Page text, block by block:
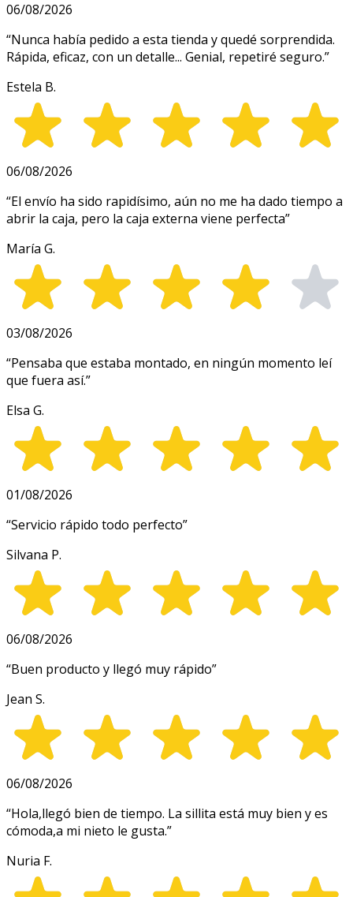
06/08/2026
“Nunca había pedido a esta tienda y quedé sorprendida.
Rápida, eficaz, con un detalle... Genial, repetiré seguro.”
Estela B.
06/08/2026
“El envío ha sido rapidísimo, aún no me ha dado tiempo a
abrir la caja, pero la caja externa viene perfecta”
María G.
03/08/2026
“Pensaba que estaba montado, en ningún momento leí
que fuera así.”
Elsa G.
01/08/2026
“Servicio rápido todo perfecto”
Silvana P.
06/08/2026
“Buen producto y llegó muy rápido”
Jean S.
06/08/2026
“Hola,llegó bien de tiempo. La sillita está muy bien y es
cómoda,a mi nieto le gusta.”
Nuria F.